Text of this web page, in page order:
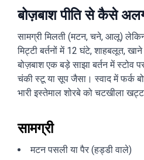
बोज़बाश पीति से कैसे
सामग्री मिलती (मटन, चने, आलू)
मिट्टी बर्तनों में 12 घंटे, शाहबलूत,
बोज़बाश एक बड़े साझा बर्तन में स्टोव
चंकी स्टू या सूप जैसा। स्वाद में फर्क
भारी इस्तेमाल शोरबे को चटखीला
सामग्री
मटन पसली या पैर (हड्डी वाले)